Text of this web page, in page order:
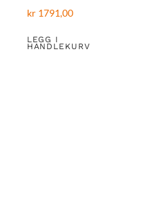
kr1791,00
LEGG I
HANDLEKURV